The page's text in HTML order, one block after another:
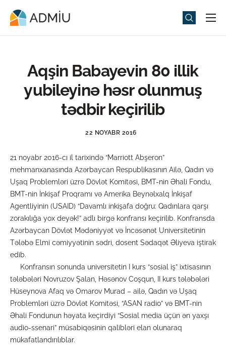
Universitet
Media
Tədbirlər
ADMIU Sİ
eMağaza
Aqşin Babayevin 80 illik
yubileyinə həsr olunmuş
tədbir keçirilib
22 NOYABR 2016
21 noyabr 2016-cı il tarixində “Marriott Abşeron”
mehmanxanasında Azərbaycan Respublikasının Ailə, Qadın və
Uşaq Problemləri üzrə Dövlət Komitəsi, BMT-nin Əhali Fondu,
BMT-nin İnkişaf Proqramı və Amerika Beynəlxalq İnkişaf
Agentliyinin (USAID) “Davamlı inkişafa doğru: Qadınlara qarşı
zorakılığa yox deyək!” adlı birgə konfransı keçirilib. Konfransda
Azərbaycan Dövlət Mədəniyyət və İncəsənət Universitetinin
Tələbə Elmi cəmiyyətinin sədri, dosent Sədaqət Əliyeva iştirak
edib.
Konfransın sonunda universitetin I kurs “sosial iş” ixtisasının
tələbələri Novruzov Şalan, Həsənov Coşqun, II kurs tələbələri
Hüseynova Afaq və Omarov Murad – ailə, Qadın və Uşaq
Problemləri üzrə Dövlət Komitəsi, “ASAN radio” və BMT-nin
Əhali Fondunun həyata keçirdiyi “Sosial media üçün ən yaxşı
audio-ssenari” müsabiqəsinin qalibləri elan olunaraq
mükafatlandırılıblar.